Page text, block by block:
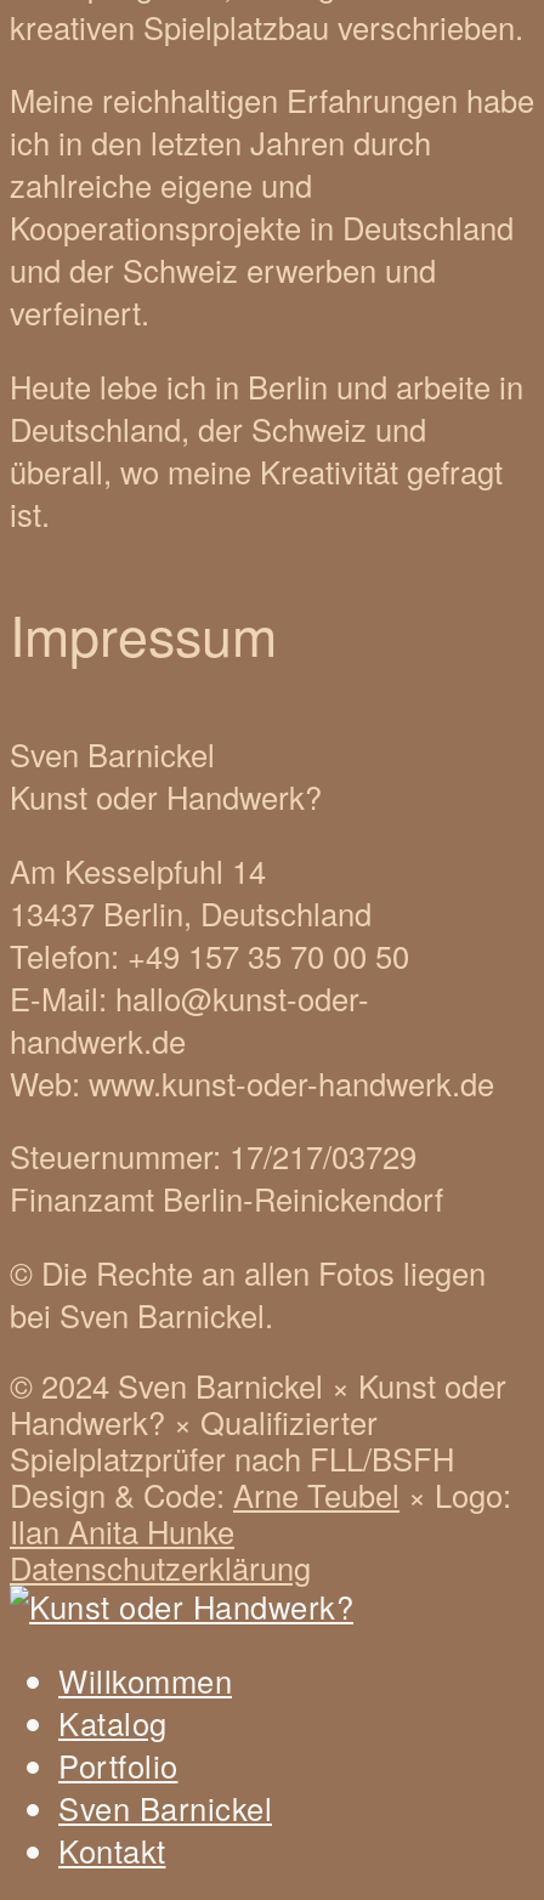
kreativen Spielplatzbau verschrieben.
Meine reichhaltigen Erfahrungen habe
ich in den letzten Jahren durch
zahlreiche eigene und
Kooperationsprojekte in Deutschland
und der Schweiz erwerben und
verfeinert.
Heute lebe ich in Berlin und arbeite in
Deutschland, der Schweiz und
überall, wo meine Kreativität gefragt
ist.
Impressum
Sven Barnickel
Kunst oder Handwerk?
Am Kesselpfuhl 14
13437 Berlin, Deutschland
Telefon: +49 157 35 70 00 50
E-Mail: hallo@kunst-oder-
handwerk.de
Web: www.kunst-oder-handwerk.de
Steuernummer: 17/217/03729
Finanzamt Berlin-Reinickendorf
© Die Rechte an allen Fotos liegen
bei Sven Barnickel.
© 2024 Sven Barnickel × Kunst oder
Handwerk? × Qualifizierter
Spielplatzprüfer nach FLL/BSFH
Design & Code: Arne Teubel × Logo:
Ilan Anita Hunke
Datenschutzerklärung
Willkommen
Katalog
Portfolio
Sven Barnickel
Kontakt